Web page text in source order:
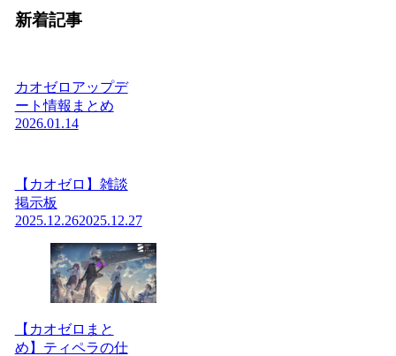
新着記事
カオゼロアップデ
ート情報まとめ
2026.01.14
【カオゼロ】雑談
掲示板
2025.12.262025.12.27
【カオゼロまと
め】ティペラの仕